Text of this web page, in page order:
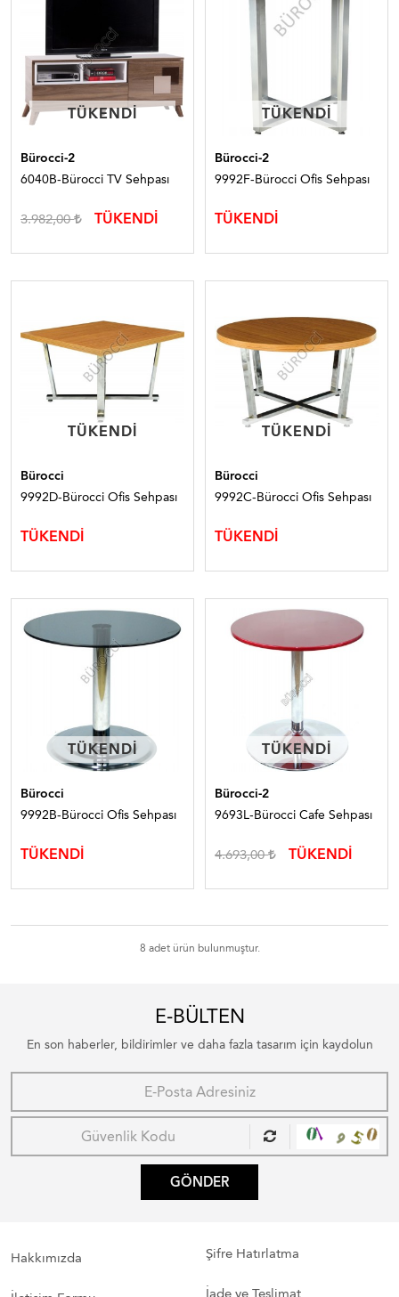
TÜKENDI
TÜKENDI
Bürocci-2
6040B-Bürocci TV Sehpası
3.982,00 TÜKENDİ
TÜKENDI
TÜKENDI
Bürocci-2
9992F-Bürocci Ofis Sehpası
TÜKENDİ
TÜKENDI
TÜKENDI
Bürocci
9992D-Bürocci Ofis Sehpası
TÜKENDİ
TÜKENDI
TÜKENDI
Bürocci
9992C-Bürocci Ofis Sehpası
TÜKENDİ
TÜKENDI
TÜKENDI
Bürocci
9992B-Bürocci Ofis Sehpası
TÜKENDİ
TÜKENDI
TÜKENDI
Bürocci-2
9693L-Bürocci Cafe Sehpası
4.693,00 TÜKENDİ
8 adet ürün bulunmuştur.
E-BÜLTEN
En son haberler, bildirimler ve daha fazla tasarım için kaydolun
GÖNDER
Hakkımızda Şifre Hatırlatma
İade ve Teslimat